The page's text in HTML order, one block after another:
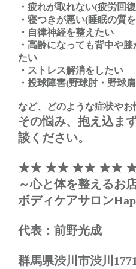
・疲れが取れない(疲労回
・寝つきが悪い(睡眠の質
・自律神経を整えたい
・高齢になっても背中や
たい
・ストレス解消をしたい
・投球障害(野球肘・野球
など、どのような症状やお
その悩み、抱え込ま
談ください。
★★ ★★ ★★ ★★
～心と体を整えるお
ボディケアサロン
代表：前野光成
群馬県渋川市渋川